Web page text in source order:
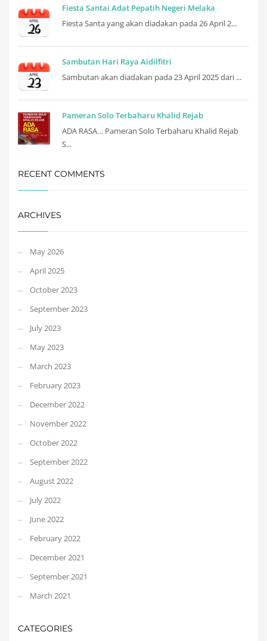
Fiesta Santai Adat Pepatih Negeri Melaka
Fiesta Santa yang akan diadakan pada 26 April 2...
Sambutan Hari Raya Aidilfitri
Sambutan akan diadakan pada 23 April 2025 dari ...
Pameran Solo Terbaharu Khalid Rejab
ADA RASA… Pameran Solo Terbaharu Khalid Rejab
S...
RECENT COMMENTS
ARCHIVES
May 2026
April 2025
October 2023
September 2023
July 2023
May 2023
March 2023
February 2023
December 2022
November 2022
October 2022
September 2022
August 2022
July 2022
June 2022
February 2022
December 2021
September 2021
March 2021
CATEGORIES